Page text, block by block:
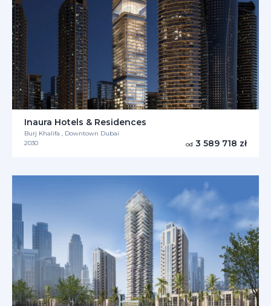
Inaura Hotels & Residences
Burj Khalifa , Downtown Dubai
2030
od 3 589 718 zł